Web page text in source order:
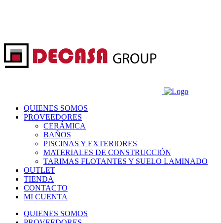
QUIENES SOMOS
PROVEEDORES
CERÁMICA
BAÑOS
PISCINAS Y EXTERIORES
MATERIALES DE CONSTRUCCIÓN
TARIMAS FLOTANTES Y SUELO LAMINADO
OUTLET
TIENDA
CONTACTO
MI CUENTA
QUIENES SOMOS